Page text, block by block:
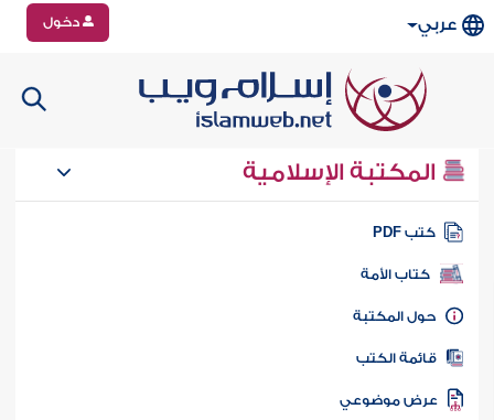
عربي دخول
المكتبة الإسلامية
كتب PDF
كتاب الأمة
المكتبة
الكتب